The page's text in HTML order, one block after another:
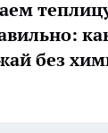
без